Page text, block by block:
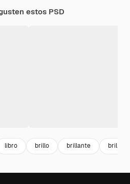
estos PSD
libro brillo brillante